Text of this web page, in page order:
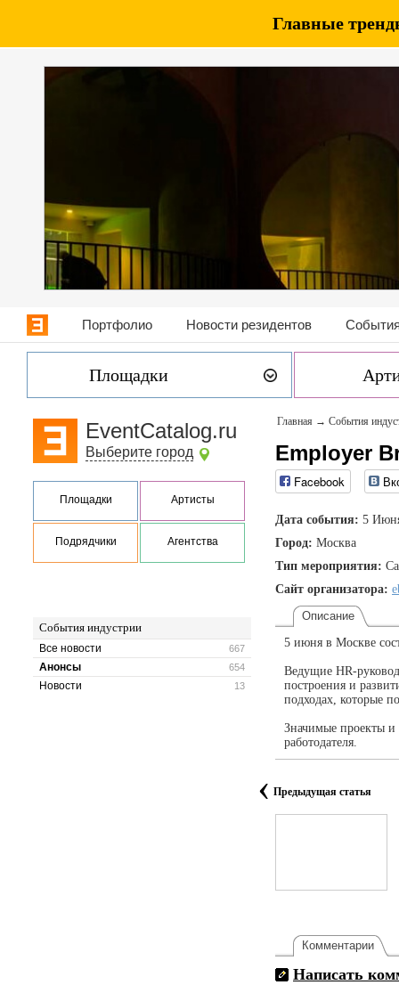
Главные
Портфолио Новости резидентов
Площадки
EventCatalog.ru
Выберите город
Площадки Артисты
Подрядчики Агентства
События индустрии
667
Все новости
654
Анонсы
13
Новости
Главная → События
Employer
Facebook
Дата события: 5
Город: Москва
Тип мероприятия:
Сайт организатора:
Описание
5 июня в Москве
Ведущие HR-
построения и
подходах, которые
Значимые проекты и
работодателя.
‹ Предыдущая статья
Комментарии
Написать